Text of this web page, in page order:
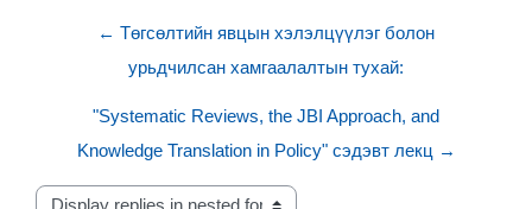
← Төгсөлтийн явцын хэлэлцүүлэг болон
урьдчилсан хамгаалалтын тухай:
"Systematic Reviews, the JBI Approach, and
Knowledge Translation in Policy" сэдэвт лекц →
Display mode